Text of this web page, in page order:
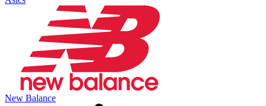
New Balance